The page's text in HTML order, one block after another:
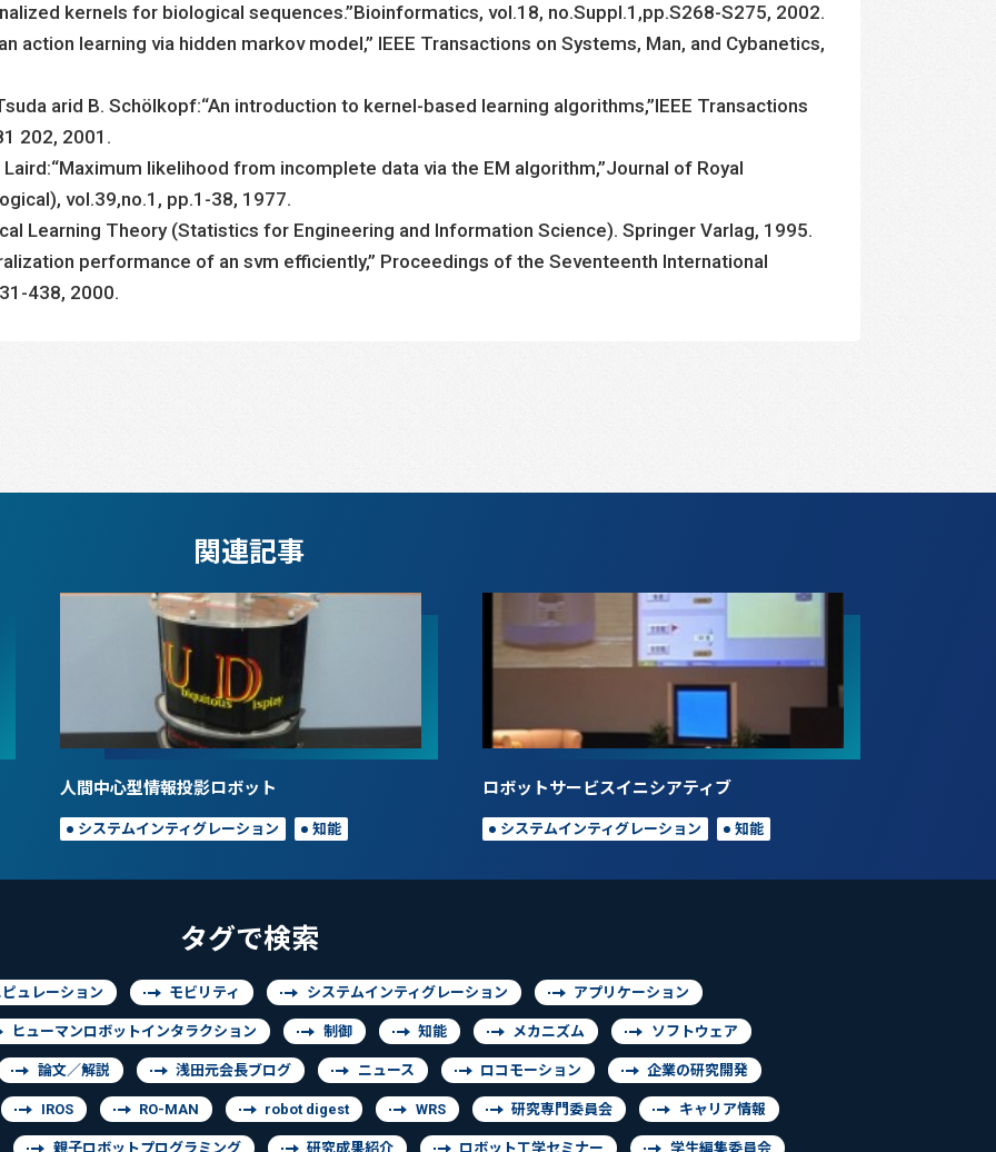
kernels for biological sequences.”Bioinformatics, vol.18, no.Suppl.1,pp.S268-S275, 2002.
action learning via hidden markov model,” IEEE Transactions on Systems, Man, and Cybanetics,
arid B. Schölkopf:“An introduction to kernel-based learning algorithms,”IEEE Transactions
202, 2001.
Laird:“Maximum likelihood from incomplete data via the EM algorithm,”Journal of Royal
vol.39,no.1, pp.1-38, 1977.
Learning Theory (Statistics for Engineering and Information Science). Springer Varlag, 1995.
performance of an svm efficiently,” Proceedings of the Seventeenth International
438, 2000.
関連記事
人間中心型情報投影ロボット
システムインティグレーション 知能
ロボットサービスイニシアティブ
システムインティグレーション 知能
タグで検索
ュレーション モビリティ システムインティグレーション アプリケーション
ヒューマンロボットインタラクション 制御 知能 メカニズム ソフトウェア
論文／解説 浅田元会長ブログ ニュース ロコモーション 企業の研究開発
IROS RO-MAN robot digest WRS 研究専門委員会 キャリア情報
親子ロボットプログラミング 研究成果紹介 ロボット工学セミナー 学生編集委員会